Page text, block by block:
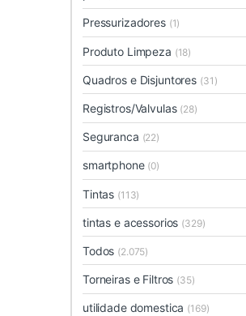
Pressurizadores (1)
Produto Limpeza (18)
Quadros e Disjuntores (31)
Registros/Valvulas (28)
Seguranca (22)
smartphone (0)
Tintas (113)
tintas e acessorios (329)
Todos (2.075)
Torneiras e Filtros (35)
utilidade domestica (169)